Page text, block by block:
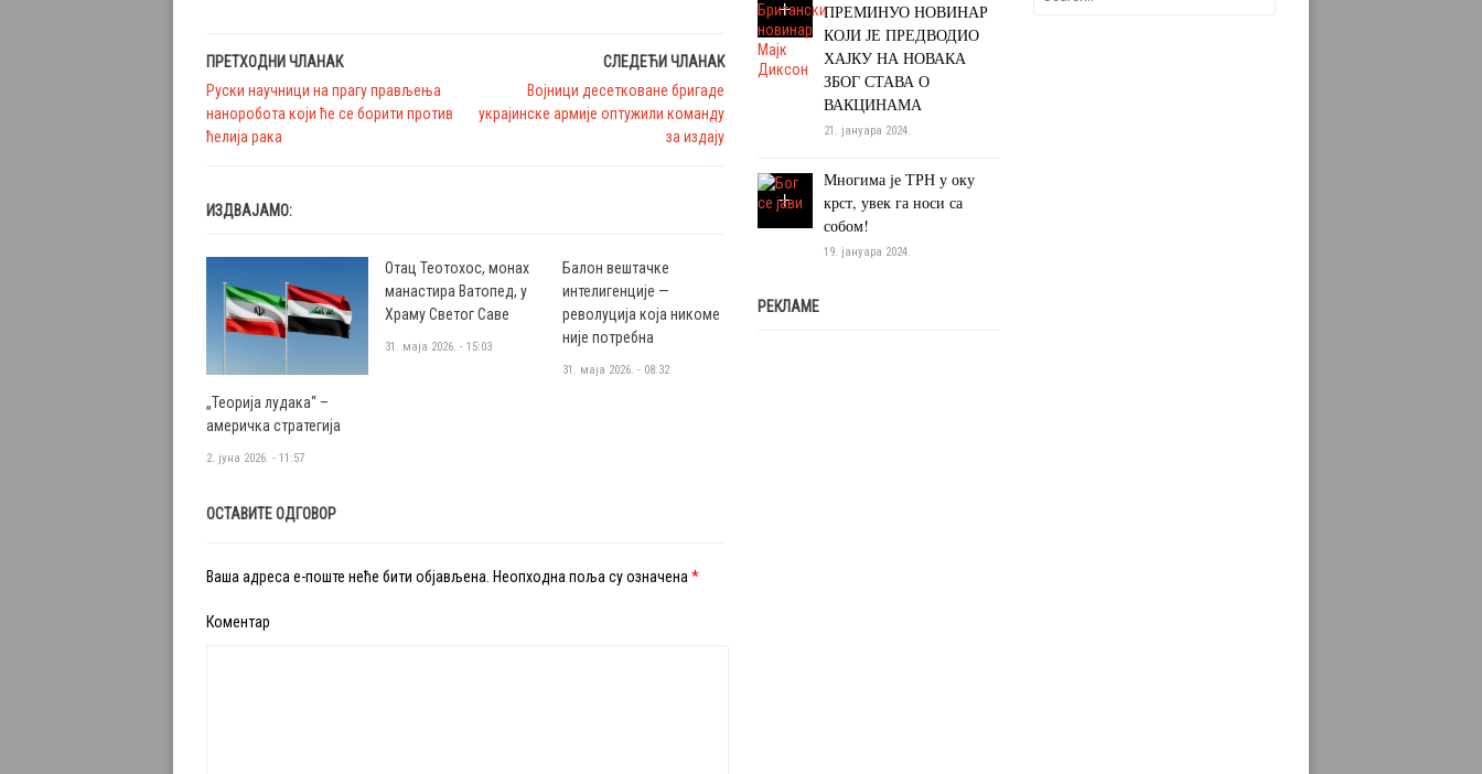
ПРЕТХОДНИ ЧЛАНАК
Руски научници на прагу прављења
наноробота који ће се борити против
ћелија рака
СЛЕДЕЋИ ЧЛАНАК
Војници десетковане бригаде
украјинске армије оптужили команду
за издају
ИЗДВАЈАМО:
„Теорија лудака“ –
америчка стратегија
2. јуна 2026. - 11:57
Отац Теотохос, монах
манастира Ватопед, у
Храму Светог Саве
31. маја 2026. - 15:03
Балон вештачке
интелигенције —
револуција која никоме
није потребна
31. маја 2026. - 08:32
ОСТАВИТЕ ОДГОВОР
Ваша адреса е-поште неће бити објављена. Неопходна поља су означена*
Коментар
ПРЕМИНУО НОВИНАР
КОЈИ ЈЕ ПРЕДВОДИО
ХАЈКУ НА НОВАКА
ЗБОГ СТАВА О
ВАКЦИНАМА
21. јануара 2024.
Многима је ТРН у оку
крст, увек га носи са
собом!
19. јануара 2024.
РЕКЛАМЕ